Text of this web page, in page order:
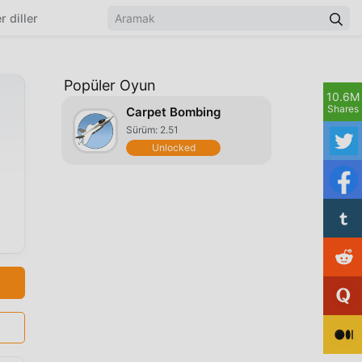
diller
Popüler Oyun
Carpet Bombing
Sürüm: 2.51
Unlocked
10.6M
Shares